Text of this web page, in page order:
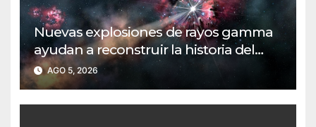
Nuevas explosiones de rayos gamma
ayudan a reconstruir la historia del
universo temprano
AGO 5, 2026